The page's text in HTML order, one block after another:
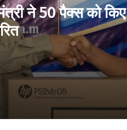
ने 50 पैक्स को किए